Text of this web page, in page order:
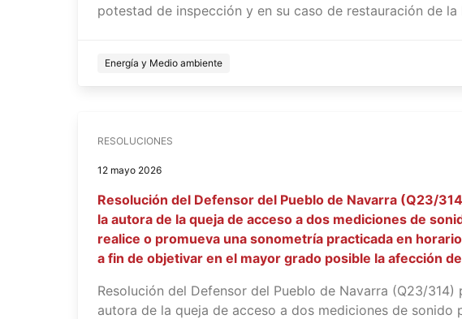
potestad de inspección y en su caso de restauración de
Energía y Medio ambiente
RESOLUCIONES
12 mayo 2026
Resolución del Defensor del Pueblo de Navarra (Q23/
la autora de la queja de acceso a dos mediciones de
realice o promueva una sonometría practicada en
a fin de objetivar en el mayor grado posible la afección
Resolución del Defensor del Pueblo de Navarra (Q23/
autora de la queja de acceso a dos mediciones de